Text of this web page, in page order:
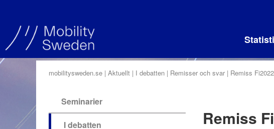
mobilitysweden.se Aktuellt I debatten Remisser och svar Remiss
Seminarier
I debatten
Remiss